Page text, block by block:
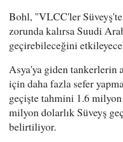
Bohl, "VLCC'ler
zorunda kalırsa Suudi
geçirebileceğini
Asya'ya giden tankerlerin
için daha fazla sefer
geçişte tahmini 1.6
milyon dolarlık Süveyş
belirtiliyor.